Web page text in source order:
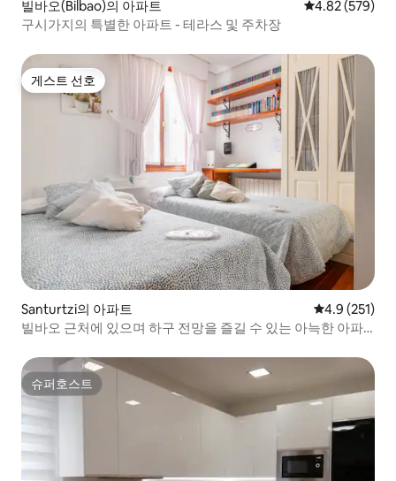
빌바오(Bilbao)의 아파트 평점 4.82점(5
4.82 (579)
구시가지의 특별한 아파트 - 테라스 및 주차장
게스트 선호
게스트 선호
Santurtzi의 아파트 평점 4.9점(5
4.9 (251)
빌바오 근처에 있으며 하구 전망을 즐길 수 있는 아늑한 아파
슈퍼호스트
슈퍼호스트